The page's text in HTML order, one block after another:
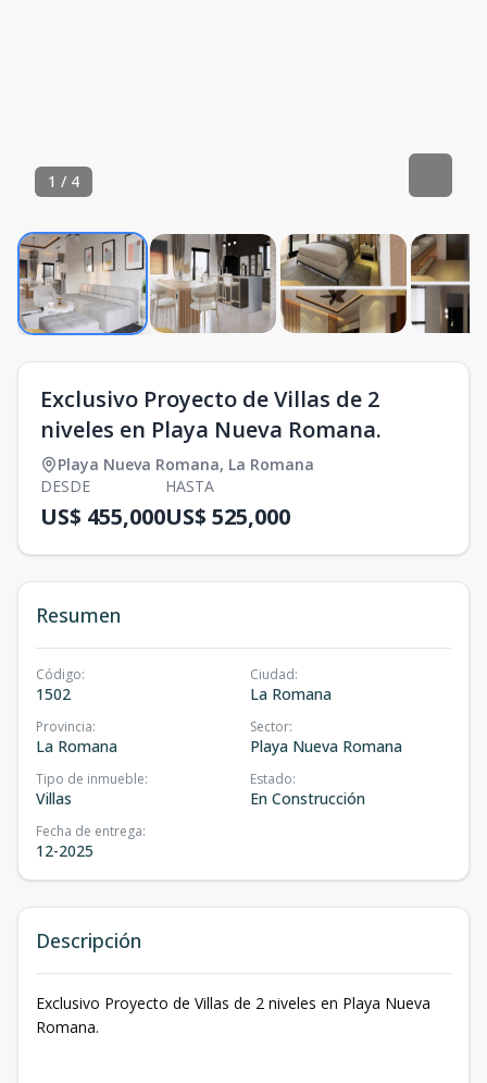
1 / 4
Exclusivo Proyecto de Villas de 2
niveles en Playa Nueva Romana.
Playa Nueva Romana, La Romana
DESDE
US$ 455,000
HASTA
US$ 525,000
Resumen
Código:
1502
Ciudad:
La Romana
Provincia:
La Romana
Sector:
Playa Nueva Romana
Tipo de inmueble:
Villas
Estado:
En Construcción
Fecha de entrega:
12-2025
Descripción
Exclusivo Proyecto de Villas de 2 niveles en Playa Nueva
Romana.